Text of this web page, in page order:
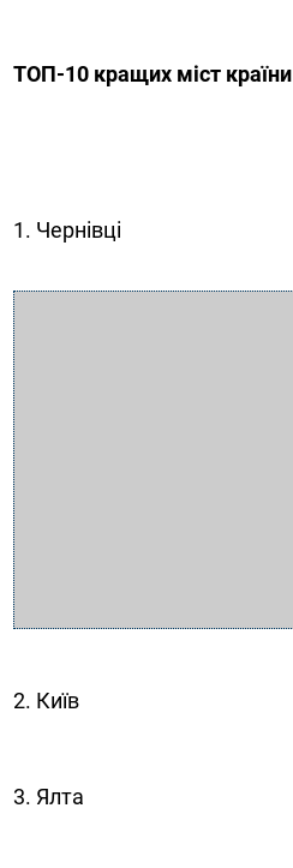
ТОП-10 кращих міст країни
1. Чернівці
2. Київ
3. Ялта